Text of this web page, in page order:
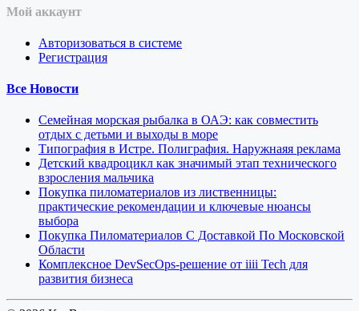
Мой аккаунт
Авторизоваться в системе
Регистрация
Все Новости
Семейная морская рыбалка в ОАЭ: как совместить
отдых с детьми и выходы в море
Типография в Истре. Полиграфия. Наружнаяя реклама
Детский квадроцикл как значимый этап технического
взросления мальчика
Покупка пиломатериалов из лиственницы:
практические рекомендации и ключевые нюансы
выбора
Покупка Пиломатериалов С Доставкой По Московской
Области
Комплексное DevSecOps-решение от iiii Tech для
развития бизнеса